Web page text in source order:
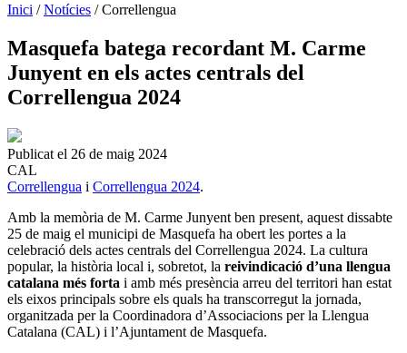
Inici /Notícies /Correllengua
Masquefa batega recordant M. Carme
Junyent en els actes centrals del
Correllengua 2024
Publicat el 26 de maig 2024
CAL
Correllengua i Correllengua 2024.
Amb la memòria de M. Carme Junyent ben present, aquest dissabte
25 de maig el municipi de Masquefa ha obert les portes a la
celebració dels actes centrals del Correllengua 2024. La cultura
popular, la història local i, sobretot, la reivindicació d’una llengua
catalana més forta i amb més presència arreu del territori han estat
els eixos principals sobre els quals ha transcorregut la jornada,
organitzada per la Coordinadora d’Associacions per la Llengua
Catalana (CAL) i l’Ajuntament de Masquefa.